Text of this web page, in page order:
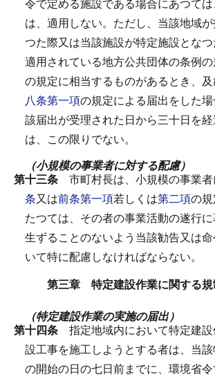
は、適用しない。 ただし、当該地域
つた際又は当該施設が特定施設とな
適用されている地方公共団体の条例
の規定に相当するものがあるとき、
八条第一項の規定による届出をした
該届出が受理された日から三十日を
は、この限りでない。
（小規模の事業者に対する配慮）
第十三条 市町村長は、小規模の事業
条又は前条第一項若しくは第二項の
たつては、その者の事業活動の遂行
生ずることのないよう当該勧告又は
いて特に配慮しなければならない。
第三章 特定建設作業に関する
（特定建設作業の実施の届出）
第十四条 指定地域内において特定建
設工事を施工しようとする者は、当
の開始の日の七日前までに、環境省